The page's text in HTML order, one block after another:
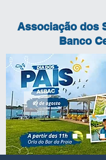
Associação dos
Banco